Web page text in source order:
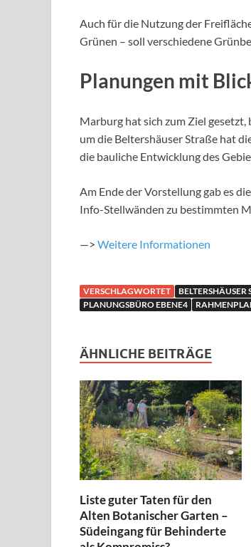
Auch für die Nutzung der
Grünen – soll verschiedene
Planungen mit
Marburg hat sich zum Ziel
um die Beltershäuser Straße hat
die bauliche Entwicklung des
Am Ende der Vorstellung gab es
Info-Stellwänden zu bestimmten
—> Weitere Informationen
VERSCHLAGWORTET BELTERSHÄUSER
PLANUNGSBÜRO EBENE4
ÄHNLICHE BEITRÄGE
Liste guter Taten für den
Alten Botanischer Garten –
Südeingang für Behinderte